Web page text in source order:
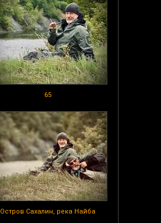
65
Остров Сахалин, река Найба